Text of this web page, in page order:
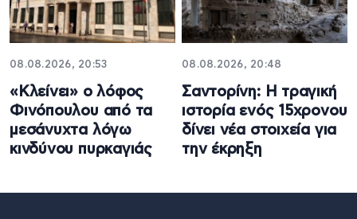
08.08.2026, 20:53
«Κλείνει» ο λόφος
Φινόπουλου από τα
μεσάνυχτα λόγω
κινδύνου πυρκαγιάς
08.08.2026, 20:48
Σαντορίνη: Η τραγική
ιστορία ενός 15χρονου
δίνει νέα στοιχεία για
την έκρηξη